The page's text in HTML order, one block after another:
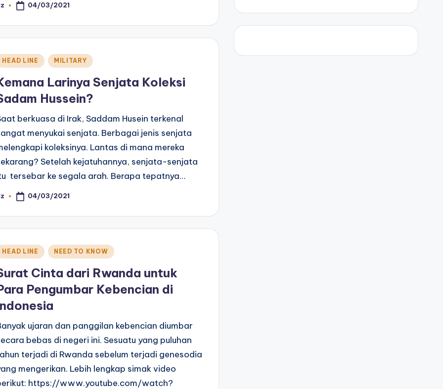
04/03/2021
HEAD LINE MILITARY
Larinya Senjata Koleksi
Hussein?
berkuasa di Irak, Saddam Husein terkenal
menyukai senjata. Berbagai jenis senjata
koleksinya. Lantas di mana mereka
Setelah kejatuhannya, senjata-senjata
tersebar ke segala arah. Berapa tepatnya…
04/03/2021
HEAD LINE NEED TO KNOW
Cinta dari Rwanda untuk
Pengumbar Kebencian di
ujaran dan panggilan kebencian diumbar
bebas di negeri ini. Sesuatu yang puluhan
terjadi di Rwanda sebelum terjadi genesodia
mengerikan. Lebih lengkap simak video
https://www.youtube.com/watch?